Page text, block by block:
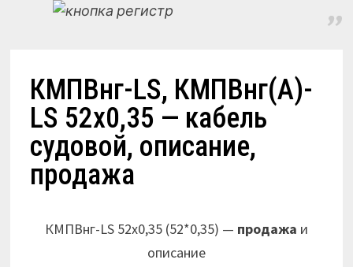
КМПВнг-LS, КМПВнг(А)-
LS 52х0,35 — кабель
судовой, описание,
продажа
КМПВнг-LS 52х0,35 (52*0,35) — продажа и
описание